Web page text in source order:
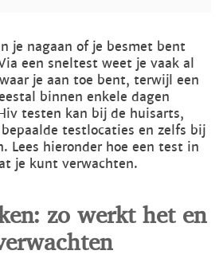
je nagaan of je besmet bent
een sneltest weet je vaak al
je aan toe bent, terwijl een
binnen enkele dagen
testen kan bij de huisarts,
testlocaties en zelfs bij
Lees hieronder hoe een test in
je kunt verwachten.
zo werkt het en